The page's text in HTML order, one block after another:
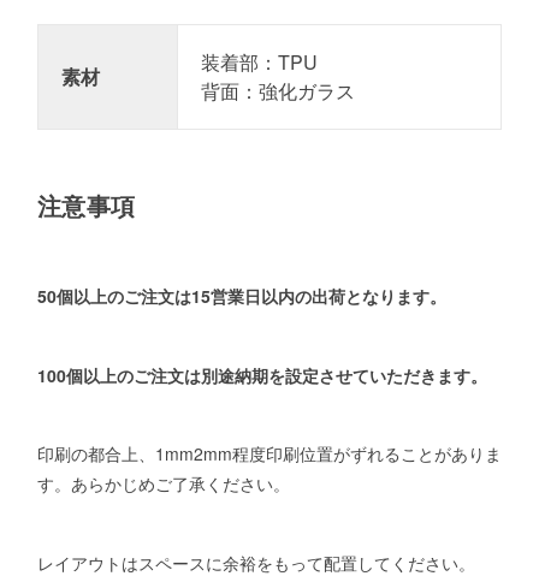
素材
装着部：TPU
背面：強化ガラス
注意事項
50個以上のご注文は15営業日以内の出荷となります。
100個以上のご注文は別途納期を設定させていただきます。
印刷の都合上、1mm2mm程度印刷位置がずれることがありま
す。あらかじめご了承ください。
レイアウトはスペースに余裕をもって配置してください。